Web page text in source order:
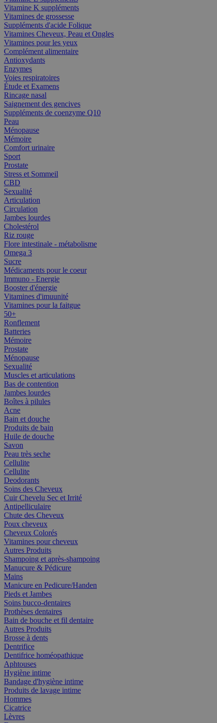
Vitamine K suppléments
Vitamines de grossesse
Suppléments d'acide Folique
Vitamines Cheveux, Peau et Ongles
Vitamines pour les yeux
Complément alimentaire
Antioxydants
Enzymes
Voies respiratoires
Étude et Examens
Rincage nasal
Saignement des gencives
Suppléments de coenzyme Q10
Peau
Ménopause
Mémoire
Comfort urinaire
Sport
Prostate
Stress et Sommeil
CBD
Sexualité
Articulation
Circulation
Jambes lourdes
Cholestérol
Riz rouge
Flore intestinale - métabolisme
Omega 3
Sucre
Médicaments pour le coeur
Immuno - Energie
Booster d'énergie
Vitamines d'imuunité
Vitamines pour la faitgue
50+
Ronflement
Batteries
Mémoire
Prostate
Ménopause
Sexualité
Muscles et articulations
Bas de contention
Jambes lourdes
Boîtes à pilules
Acne
Bain et douche
Produits de bain
Huile de douche
Savon
Peau très seche
Cellulite
Cellulite
Deodorants
Soins des Cheveux
Cuir Chevelu Sec et Irrité
Antipelliculaire
Chute des Cheveux
Poux cheveux
Cheveux Colorés
Vitamines pour cheveux
Autres Produits
Shampoing et après-shampoing
Manucure & Pédicure
Mains
Manicure en Pedicure/Handen
Pieds et Jambes
Soins bucco-dentaires
Prothèses dentaires
Bain de bouche et fil dentaire
Autres Produits
Brosse à dents
Dentrifice
Dentifrice homéopathique
Aphtouses
Hygiène intime
Bandage d'hygiène intime
Produits de lavage intime
Hommes
Cicatrice
Lèvres